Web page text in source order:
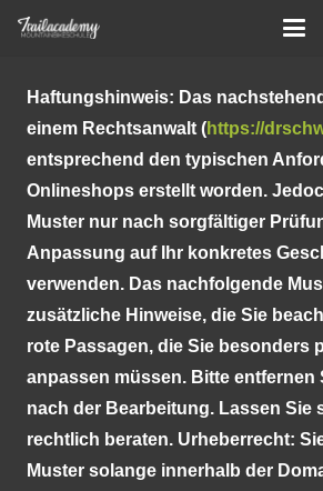
Haftungshinweis: Das
einem Rechtsanwalt (https://
entsprechend den typischen
Onlineshops erstellt worden.
Muster nur nach sorgfältiger
Anpassung auf Ihr konkretes
verwenden. Das nachfolgende
zusätzliche Hinweise, die Sie
rote Passagen, die Sie besonders
anpassen müssen. Bitte entfernen
nach der Bearbeitung. Lassen Sie
rechtlich beraten. Urheberrecht:
Muster solange innerhalb der